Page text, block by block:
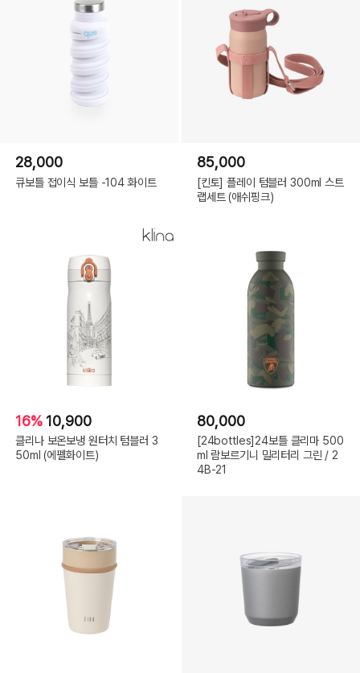
28,000
큐보틀 접이식 보틀 -104 화이트
85,000
[킨토] 플레이 텀블러 300ml 스트
랩세트 (애쉬핑크)
16% 10,900
클리나 보온보냉 원터치 텀블러 3
50ml (에펠화이트)
80,000
[24bottles]24보틀 클리마 500
ml 람보르기니 밀리터리 그린 / 2
4B-21